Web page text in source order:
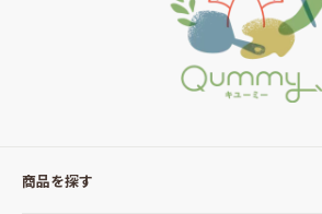
商品を探す